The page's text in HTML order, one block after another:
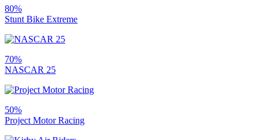
80%
Stunt Bike Extreme
70%
NASCAR 25
50%
Project Motor Racing